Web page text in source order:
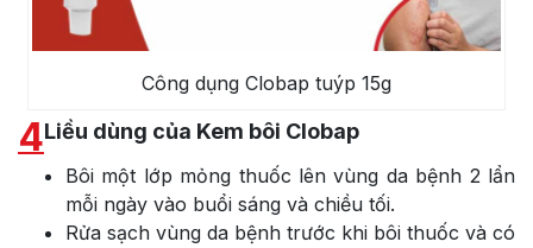
Công dụng Clobap tuýp 15g
4Liều dùng của Kem bôi Clobap
Bôi một lớp mỏng thuốc lên vùng da bệnh 2 lẩn
mỗi ngày vào buổi sáng và chiều tối.
Rửa sạch vùng da bệnh trước khi bôi thuốc và có